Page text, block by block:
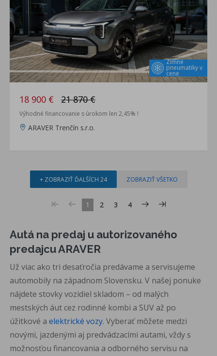
Zimné
pneumatiky v
cene
18 900 € 21 870 €
Výhodné financovanie s úrokom len 2,45% !
ARAVER Trenčín s.r.o.
+ ZOBRAZIŤ ĎALŠÍCH 24 ZOBRAZIŤ VŠETKO
1 2 3 4
Autá na predaj u autorizovaného
predajcu ARAVER
Už viac ako tri desaťročia predávame a servisujeme
automobily na západnom Slovensku. V našej ponuke
nájdete stovky vozidiel skladom – od malých
mestských áut cez rodinné kombi a SUV až po
úžitkové a elektrické vozy. Vyberať môžete medzi
novými, jazdenými aj predvádzacími autami, vždy s
možnosťou financovania a odborného servisu na